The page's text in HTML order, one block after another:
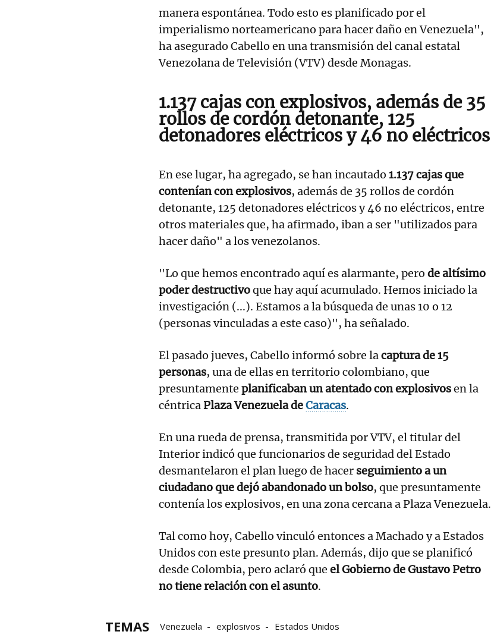
manera espontánea. Todo esto es planificado por el
imperialismo norteamericano para hacer daño en Venezuela",
ha asegurado Cabello en una transmisión del canal estatal
Venezolana de Televisión (VTV) desde Monagas.
1.137 cajas con explosivos, además de 35
rollos de cordón detonante, 125
detonadores eléctricos y 46 no eléctricos
En ese lugar, ha agregado, se han incautado 1.137 cajas que
contenían con explosivos, además de 35 rollos de cordón
detonante, 125 detonadores eléctricos y 46 no eléctricos, entre
otros materiales que, ha afirmado, iban a ser "utilizados para
hacer daño" a los venezolanos.
"Lo que hemos encontrado aquí es alarmante, pero de altísimo
poder destructivoque hay aquí acumulado. Hemos iniciado la
investigación (...). Estamos a la búsqueda de unas 10 o 12
(personas vinculadas a este caso)", ha señalado.
El pasado jueves, Cabello informó sobre lacaptura de 15
personas, una de ellas en territorio colombiano, que
presuntamente planificaban un atentado con explosivosen la
céntricaPlaza Venezuela deCaracas.
En una rueda de prensa, transmitida por VTV, el titular del
Interior indicó que funcionarios de seguridad del Estado
desmantelaron el plan luego de hacer seguimiento a un
ciudadano que dejó abandonado un bolso, que presuntamente
contenía los explosivos, en una zona cercana a Plaza Venezuela.
Tal como hoy, Cabello vinculó entonces a Machado y a Estados
Unidos con este presunto plan. Además, dijo que se planificó
desde Colombia, pero aclaró que el Gobierno de Gustavo Petro
no tiene relación con el asunto.
TEMAS Venezuela explosivos Estados Unidos